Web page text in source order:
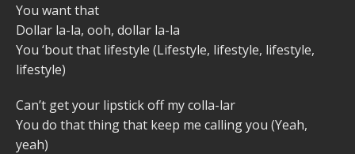
You want that
Dollar la-la, ooh, dollar la-la
You ‘bout that lifestyle (Lifestyle, lifestyle, lifestyle,
lifestyle)
Can’t get your lipstick off my colla-lar
You do that thing that keep me calling you (Yeah,
yeah)